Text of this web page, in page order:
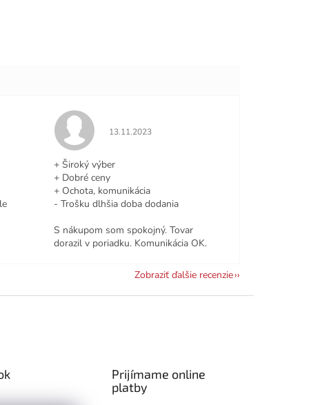
5 z 5 hviezdičiek. Hodnotenie obchodu je 5 z 5 hviezdičiek.
13.11.2023
+ Široký výber
+ Dobré ceny
+ Ochota, komunikácia
- Trošku dlhšia doba dodania
S nákupom som spokojný. Tovar
dorazil v poriadku. Komunikácia OK.
Zobraziť ďalšie recenzie
Prijímame online
platby